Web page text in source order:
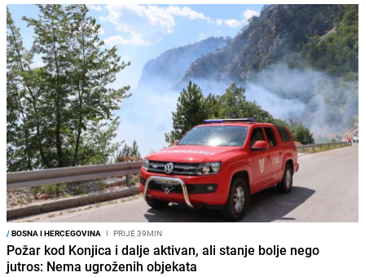
/BOSNA I HERCEGOVINA I PRIJE 39MIN
Požar kod Konjica i dalje aktivan, ali stanje bolje nego
jutros: Nema ugroženih objekata